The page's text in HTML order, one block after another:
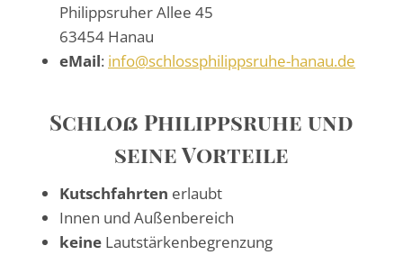
Philippsruher Allee 45
63454 Hanau
eMail: info@schlossphilippsruhe-hanau.de
Schloß Philippsruhe und
seine Vorteile
Kutschfahrten erlaubt
Innen und Außenbereich
keine Lautstärkenbegrenzung